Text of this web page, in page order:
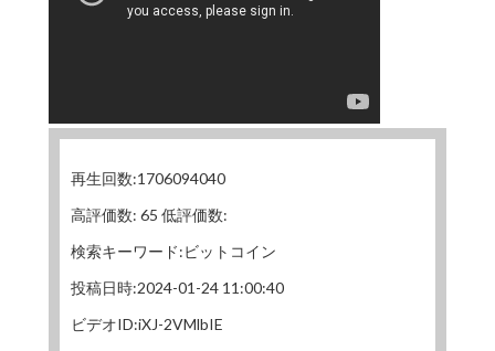
再生回数:1706094040
高評価数: 65 低評価数:
検索キーワード:ビットコイン
投稿日時:2024-01-24 11:00:40
ビデオID:iXJ-2VMlbIE